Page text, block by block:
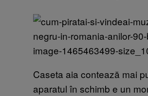
Caseta aia contează mai
aparatul în schimb e un